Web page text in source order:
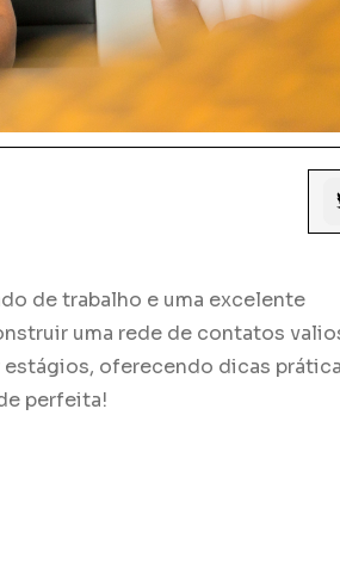
de trabalho e uma excelente
uma rede de contatos
oferecendo dicas
perfeita!